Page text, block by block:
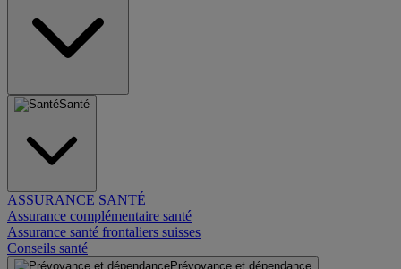
Santé
ASSURANCE SANTÉ
Assurance complémentaire santé
Assurance santé frontaliers suisses
Conseils santé
Prévoyance et dépendance